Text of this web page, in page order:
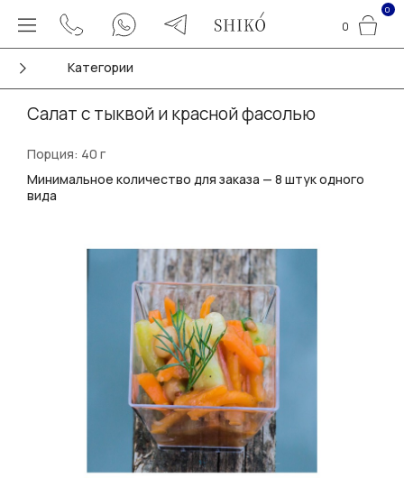
0
0
Категории
Салат с тыквой и красной фасолью
Порция: 40 г
Минимальное количество для заказа — 8 штук одного
вида